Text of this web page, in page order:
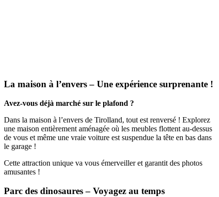
La maison à l’envers – Une expérience surprenante !
Avez-vous déjà marché sur le plafond ?
Dans la maison à l’envers de Tirolland, tout est renversé ! Explorez
une maison entièrement aménagée où les meubles flottent au-dessus
de vous et même une vraie voiture est suspendue la tête en bas dans
le garage !
Cette attraction unique va vous émerveiller et garantit des photos
amusantes !
Parc des dinosaures – Voyagez au temps